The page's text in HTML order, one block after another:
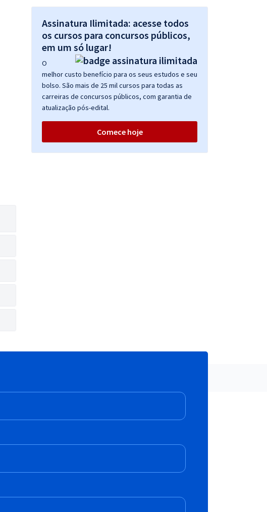
Assinatura Ilimitada: acesse todos
os cursos para concursos públicos,
em um só lugar!
O
melhor custo benefício para os seus estudos e seu
bolso. São mais de 25 mil cursos para todas as
carreiras de concursos públicos, com garantia de
atualização pós-edital.
Comece hoje